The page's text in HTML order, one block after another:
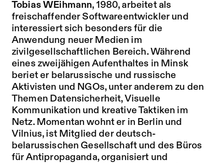
Tobias WEihmann, 1980, arbeitet als
freischaffender Softwareentwickler und
interessiert sich besonders für die
Anwendung neuer Medien im
zivilgesellschaftlichen Bereich. Während
eines zweijähigen Aufenthaltes in Minsk
beriet er belarussische und russische
Aktivisten und NGOs, unter anderem zu den
Themen Datensicherheit, Visuelle
Kommunikation und kreative Taktiken im
Netz. Momentan wohnt er in Berlin und
Vilnius, ist Mitglied der deutsch-
belarussischen Gesellschaft und des Büros
für Antipropaganda, organisiert und